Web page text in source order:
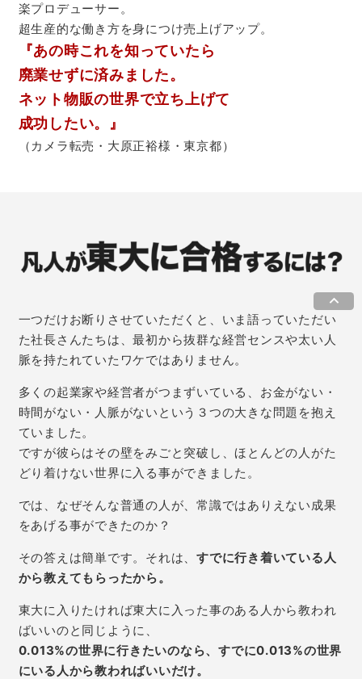
楽プロデューサー。
超生産的な働き方を身につけ売上げアップ。
『あの時これを知っていたら
廃業せずに済みました。
ネット物販の世界で立ち上げて
成功したい。』
（カメラ転売・大原正裕様・東京都）
一つだけお断りさせていただくと、いま語っていただい
た社長さんたちは、最初から抜群な経営センスや太い人
脈を持たれていたワケではありません。
多くの起業家や経営者がつまずいている、お金がない・
時間がない・人脈がないという３つの大きな問題を抱え
ていました。
ですが彼らはその壁をみごと突破し、ほとんどの人がた
どり着けない世界に入る事ができました。
では、なぜそんな普通の人が、常識ではありえない成果
をあげる事ができたのか？
その答えは簡単です。それは、 すでに行き着いている人
から教えてもらったから。
東大に入りたければ東大に入った事のある人から教われ
ばいいのと同じように、
0.013%の世界に行きたいのなら、すでに0.013%の世界
にいる人から教わればいいだけ。
keyboard_arrow_up